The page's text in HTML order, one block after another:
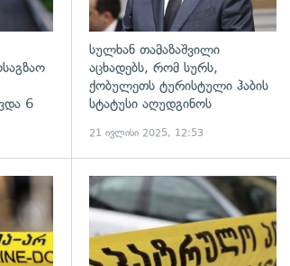
6
სულხან თამაზაშვილი
აცხადებს, რომ სურს,
ქობულეთს ტურისტული ჰაბის
სტატუსი აღუდგინოს
21 ივლისი 2025, 12:53
გადახედვა